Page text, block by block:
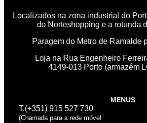
Localizados na zona industrial do
do Norteshopping e a rotunda
Paragem do Metro de Ramalde
Loja na Rua Engenheiro
4149-013 Porto (armazém
T.(+351) 915 527 730
(Chamada para a rede móvel
MENUS